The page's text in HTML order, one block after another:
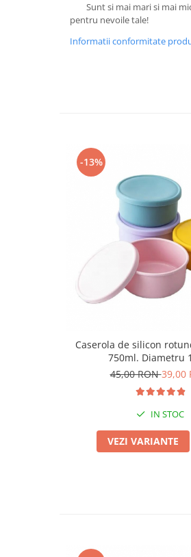
Sunt si mai mari si mai
pentru nevoile tale!
Informatii conformitate
-13%
Caserola de silicon
750ml. Diametru
45,00 RON39,00
IN STOC
VEZI VARIANTE